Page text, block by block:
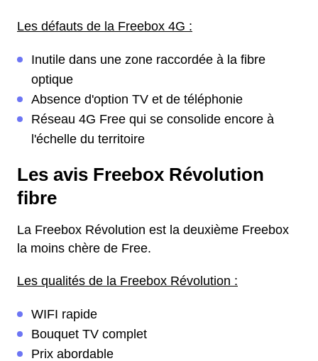
Les défauts de la Freebox 4G :
Inutile dans une zone raccordée à la fibre
optique
Absence d'option TV et de téléphonie
Réseau 4G Free qui se consolide encore à
l'échelle du territoire
Les avis Freebox Révolution
fibre
La Freebox Révolution est la deuxième Freebox
la moins chère de Free.
Les qualités de la Freebox Révolution :
WIFI rapide
Bouquet TV complet
Prix abordable